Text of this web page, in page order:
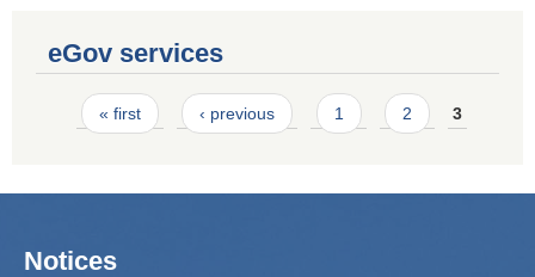
eGov services
Pages
« first ‹ previous 1 2 3
Notices